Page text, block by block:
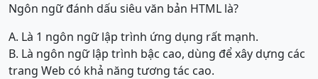
Ngôn ngữ đánh dấu siêu văn bản HTML là?
A. Là 1 ngôn ngữ lập trình ứng dụng rất mạnh.
B. Là ngôn ngữ lập trình bậc cao, dùng để xây dựng các
trang Web có khả năng tương tác cao.